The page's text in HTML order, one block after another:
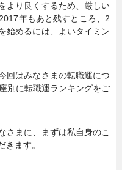
より良くするため、厳しい
年もあと残すところ、2
始めるには、よいタイミン
回はみなさまの転職運につ
別に転職運ランキングをご
まに、まずは私自身のこ
きます。